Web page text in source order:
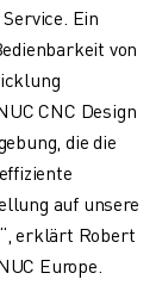
Ein
von
CNC Design
die die
auf unsere
erklärt Robert
Europe.